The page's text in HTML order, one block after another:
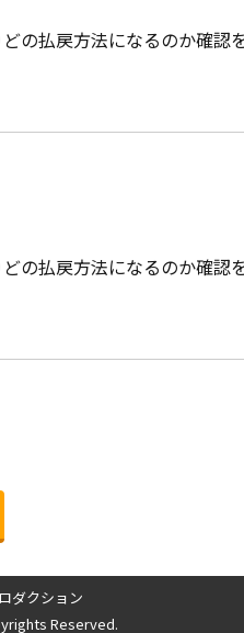
の払戻方法になるのか確認
の払戻方法になるのか確認
ダクション
Reserved.